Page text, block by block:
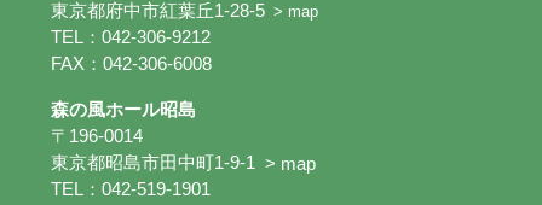
東京都府中市紅葉丘1-28-5 > map
TEL：042-306-9212
FAX：042-306-6008
森の風ホール昭島
〒196-0014
東京都昭島市田中町1-9-1 > map
TEL：042-519-1901